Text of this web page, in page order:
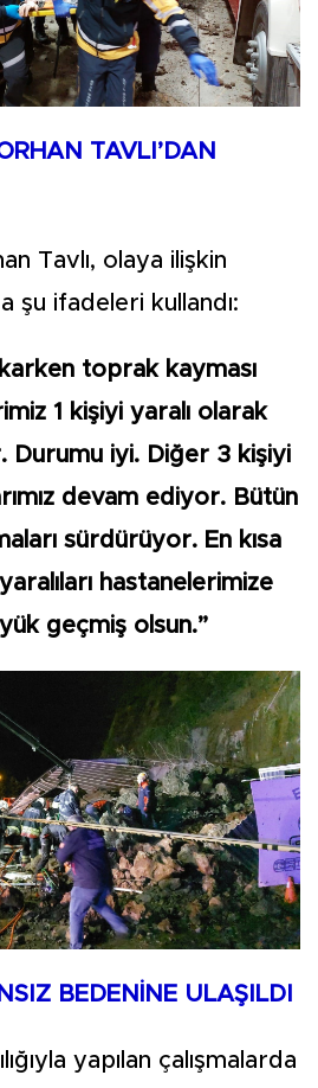
TAVLI’DAN
Tavlı, olaya ilişkin
şu ifadeleri kullandı:
toprak kayması
1 kişiyi yaralı olarak
Durumu iyi. Diğer 3 kişiyi
devam ediyor. Bütün
sürdürüyor. En kısa
hastanelerimize
geçmiş olsun.”
BEDENİNE ULAŞILDI
yapılan çalışmalarda